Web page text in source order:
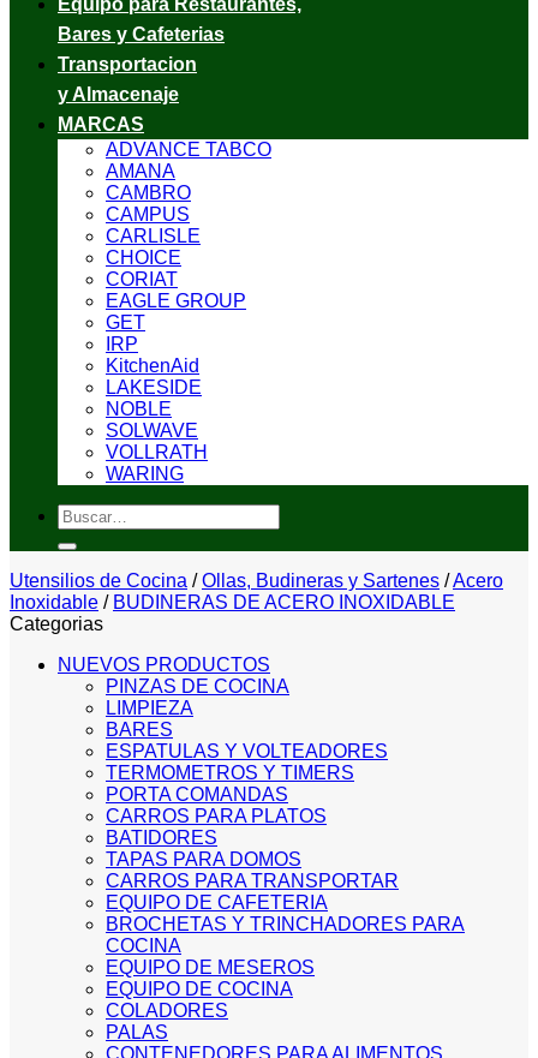
Equipo para Restaurantes,
Bares y Cafeterias
Transportacion
y Almacenaje
MARCAS
ADVANCE TABCO
AMANA
CAMBRO
CAMPUS
CARLISLE
CHOICE
CORIAT
EAGLE GROUP
GET
IRP
KitchenAid
LAKESIDE
NOBLE
SOLWAVE
VOLLRATH
WARING
Buscar
por:
Utensilios de Cocina / Ollas, Budineras y Sartenes /Acero
Inoxidable / BUDINERAS DE ACERO INOXIDABLE
Categorias
NUEVOS PRODUCTOS
PINZAS DE COCINA
LIMPIEZA
BARES
ESPATULAS Y VOLTEADORES
TERMOMETROS Y TIMERS
PORTA COMANDAS
CARROS PARA PLATOS
BATIDORES
TAPAS PARA DOMOS
CARROS PARA TRANSPORTAR
EQUIPO DE CAFETERIA
BROCHETAS Y TRINCHADORES PARA
COCINA
EQUIPO DE MESEROS
EQUIPO DE COCINA
COLADORES
PALAS
CONTENEDORES PARA ALIMENTOS